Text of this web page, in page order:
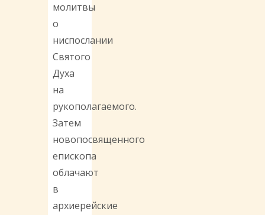
молитвы
о
ниспослании
Святого
Духа
на
рукополагаемого.
Затем
новопосвященного
епископа
облачают
в
архиерейские